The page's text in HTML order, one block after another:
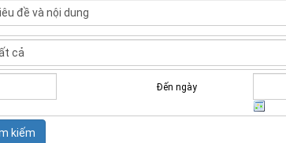
Đến ngày